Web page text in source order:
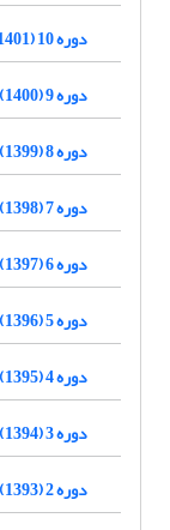
دوره 10 (1401)
دوره 9 (1400)
دوره 8 (1399)
دوره 7 (1398)
دوره 6 (1397)
دوره 5 (1396)
دوره 4 (1395)
دوره 3 (1394)
دوره 2 (1393)